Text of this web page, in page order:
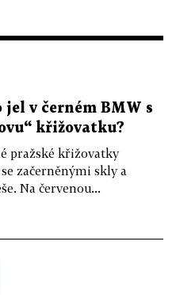
jel v černém BMW s
křižovatku?
pražské křižovatky
začerněnými skly a
Na červenou...